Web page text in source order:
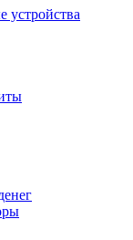
устройства